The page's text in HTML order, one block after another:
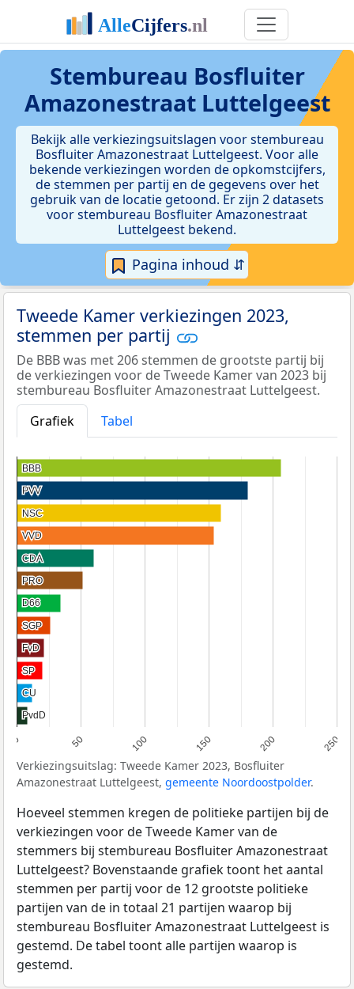
Stembureau Bosfluiter
Amazonestraat Luttelgeest
Bekijk alle verkiezingsuitslagen voor stembureau
Bosfluiter Amazonestraat Luttelgeest. Voor alle
bekende verkiezingen worden de opkomstcijfers,
de stemmen per partij en de gegevens over het
gebruik van de locatie getoond. Er zijn 2 datasets
voor stembureau Bosfluiter Amazonestraat
Luttelgeest bekend.
Pagina inhoud ⇵
Tweede Kamer verkiezingen 2023,
stemmen per partij
De BBB was met 206 stemmen de grootste partij bij
de verkiezingen voor de Tweede Kamer van 2023 bij
stembureau Bosfluiter Amazonestraat Luttelgeest.
Grafiek
Tabel
0 50 100 150 200 250
BBB
BBB
PVV
PVV
NSC
NSC
VVD
VVD
CDA
CDA
PRO
PRO
D66
D66
SGP
SGP
FvD
FvD
SP
SP
CU
CU
PvdD
PvdD
Verkiezingsuitslag: Tweede Kamer 2023, Bosfluiter
Amazonestraat Luttelgeest, gemeente Noordoostpolder.
Hoeveel stemmen kregen de politieke partijen bij de
verkiezingen voor de Tweede Kamer van de
stemmers bij stembureau Bosfluiter Amazonestraat
Luttelgeest? Bovenstaande grafiek toont het aantal
stemmen per partij voor de 12 grootste politieke
partijen van de in totaal 21 partijen waarop bij
stembureau Bosfluiter Amazonestraat Luttelgeest is
gestemd. De tabel toont alle partijen waarop is
gestemd.